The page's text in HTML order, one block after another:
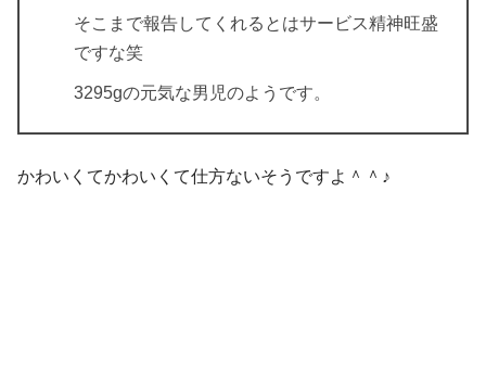
そこまで報告してくれるとはサービス精神旺盛
ですな笑
3295gの元気な男児のようです。
かわいくてかわいくて仕方ないそうですよ＾＾♪